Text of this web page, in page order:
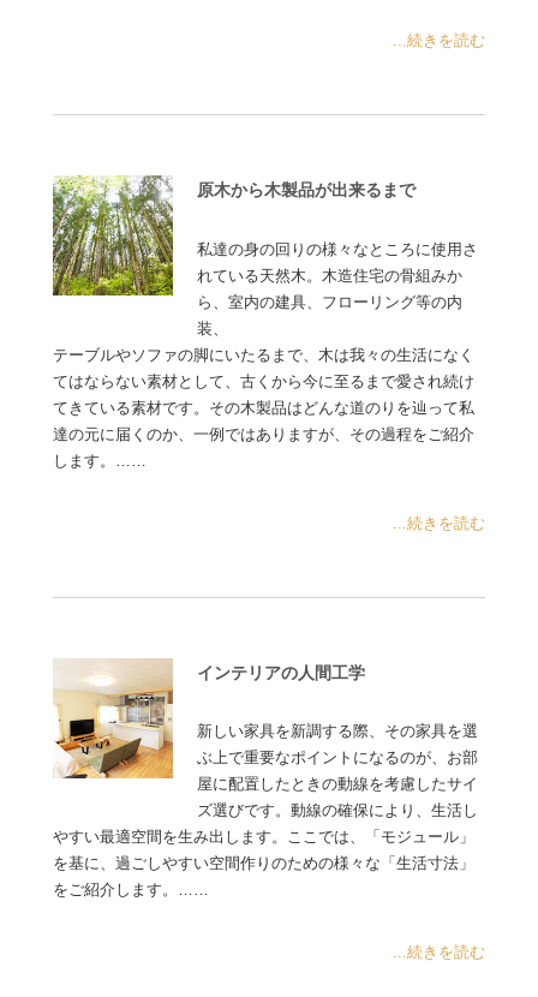
...続きを読む
原木から木製品が出来るまで
私達の身の回りの様々なところに使用さ
れている天然木。木造住宅の骨組みか
ら、室内の建具、フローリング等の内
装、
テーブルやソファの脚にいたるまで、木は我々の生活になく
てはならない素材として、古くから今に至るまで愛され続け
てきている素材です。その木製品はどんな道のりを辿って私
達の元に届くのか、一例ではありますが、その過程をご紹介
します。……
...続きを読む
インテリアの人間工学
新しい家具を新調する際、その家具を選
ぶ上で重要なポイントになるのが、お部
屋に配置したときの動線を考慮したサイ
ズ選びです。動線の確保により、生活し
やすい最適空間を生み出します。ここでは、「モジュール」
を基に、過ごしやすい空間作りのための様々な「生活寸法」
をご紹介します。……
...続きを読む